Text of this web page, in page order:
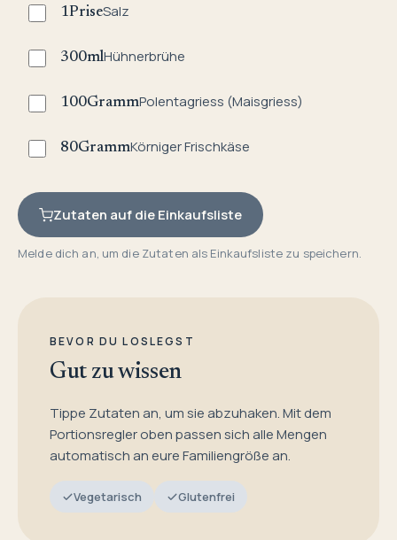
1PriseSalz
300mlHühnerbrühe
100GrammPolentagriess (Maisgriess)
80GrammKörniger Frischkäse
Zutaten auf die Einkaufsliste
Melde dich an, um die Zutaten als Einkaufsliste zu speichern.
BEVOR DU LOSLEGST
Gut zu wissen
Tippe Zutaten an, um sie abzuhaken. Mit dem
Portionsregler oben passen sich alle Mengen
automatisch an eure Familiengröße an.
Vegetarisch Glutenfrei